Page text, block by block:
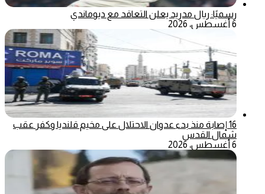
رسميًا: ريال مدريد يعلن التعاقد مع ديوماندي
6 أغسطس، 2026
16 إصابة منذ بدء عدوان الاحتلال على مخيم قلنديا وكفر عقب
شمال القدس
6 أغسطس، 2026